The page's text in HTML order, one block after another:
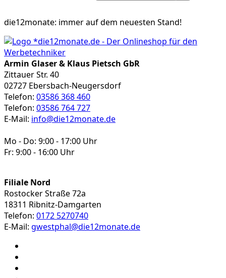
die12monate: immer auf dem neuesten Stand!
Armin Glaser & Klaus Pietsch GbR
Zittauer Str. 40
02727 Ebersbach-Neugersdorf
Telefon: 03586 368 460
Telefon: 03586 764 727
E-Mail: info@die12monate.de
Mo - Do: 9:00 - 17:00 Uhr
Fr: 9:00 - 16:00 Uhr
Filiale Nord
Rostocker Straße 72a
18311 Ribnitz-Damgarten
Telefon: 0172 5270740
E-Mail: gwestphal@die12monate.de